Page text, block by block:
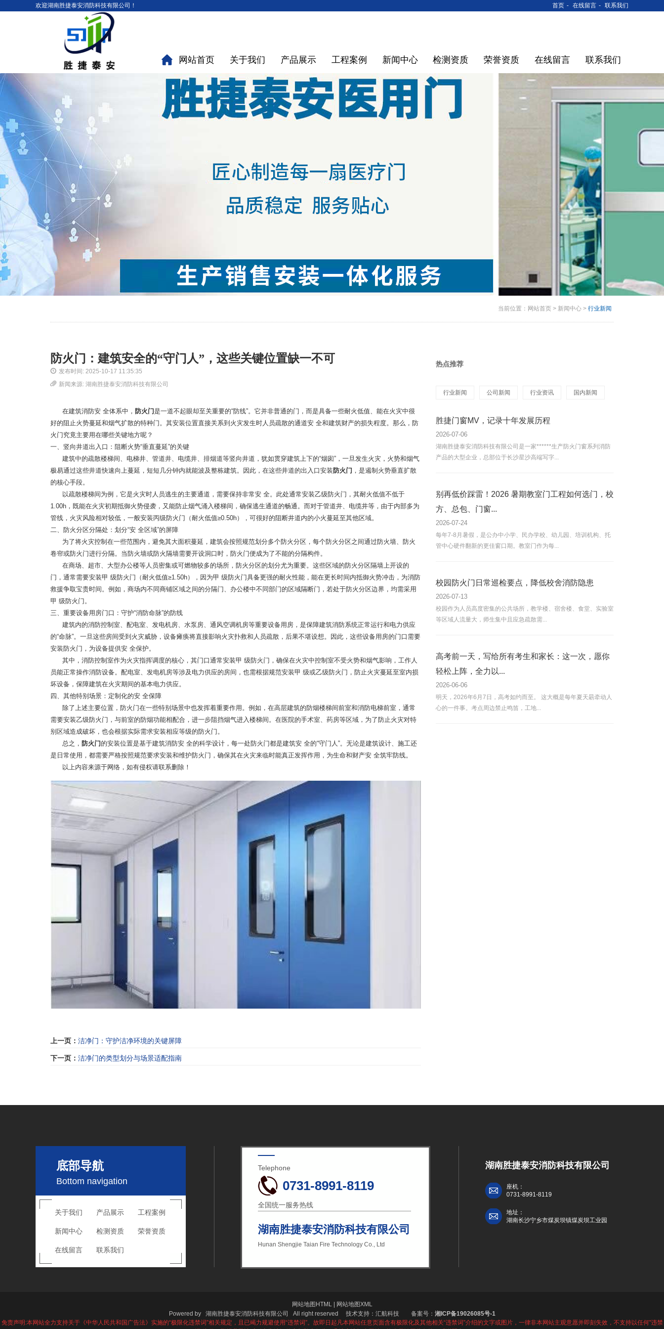
欢迎湖南胜捷泰安消防科技有限公司！ 首页 - 在线留言 - 联系我们
网站首页 关于我们 产品展示 工程案例 新闻中心 检测资质 荣誉资质 在线留言 联系我们
当前位置： 网站首页 > 新闻中心 > 行业新闻
防火门：建筑安全的“守门人”，这些关键位置缺一不可
发布时间: 2025-10-17 11:35:35
新闻来源: 湖南胜捷泰安消防科技有限公司
在建筑消防安 全体系中， 防火门是一道不起眼却至关重要的“防线”。它并非普通的门，而是具备一些耐火低值、能在火灾中很
好的阻止火势蔓延和烟气扩散的特种门。其安装位置直接关系到火灾发生时人员疏散的通道安 全和建筑财产的损失程度。那么，防
火门究竟主要用在哪些关键地方呢？
一、竖向井道出入口：阻断火势“垂直蔓延”的关键
建筑中的疏散楼梯间、电梯井、管道井、电缆井、排烟道等竖向井道，犹如贯穿建筑上下的“烟囱”，一旦发生火灾，火势和烟气
极易通过这些井道快速向上蔓延，短短几分钟内就能波及整栋建筑。因此，在这些井道的出入口安装 防火门 ，是遏制火势垂直扩散
的核心手段。
以疏散楼梯间为例，它是火灾时人员逃生的主要通道，需要保持非常安 全。此处通常安装乙级防火门，其耐火低值不低于
1.00h，既能在火灾初期抵御火势侵袭，又能防止烟气涌入楼梯间，确保逃生通道的畅通。而对于管道井、电缆井等，由于内部多为
管线，火灾风险相对较低，一般安装丙级防火门（耐火低值≥0.50h），可很好的阻断井道内的小火蔓延至其他区域。
二、防火分区分隔处：划分“安 全区域”的屏障
为了将火灾控制在一些范围内，避免其大面积蔓延，建筑会按照规范划分多个防火分区，每个防火分区之间通过防火墙、防火
卷帘或防火门进行分隔。当防火墙或防火隔墙需要开设洞口时，防火门便成为了不能的分隔构件。
在商场、超市、大型办公楼等人员密集或可燃物较多的场所，防火分区的划分尤为重要。这些区域的防火分区隔墙上开设的
门，通常需要安装甲 级防火门（耐火低值≥1.50h），因为甲 级防火门具备更强的耐火性能，能在更长时间内抵御火势冲击，为消防
救援争取宝贵时间。例如，商场内不同商铺区域之间的分隔门、办公楼中不同部门的区域隔断门，若处于防火分区边界，均需采用
甲 级防火门。
三、重要设备用房门口：守护“消防命脉”的防线
建筑内的消防控制室、配电室、发电机房、水泵房、通风空调机房等重要设备用房，是保障建筑消防系统正常运行和电力供应
的“命脉”。一旦这些房间受到火灾威胁，设备瘫痪将直接影响火灾扑救和人员疏散，后果不堪设想。因此，这些设备用房的门口需要
安装防火门，为设备提供安 全保护。
其中，消防控制室作为火灾指挥调度的核心，其门口通常安装甲 级防火门，确保在火灾中控制室不受火势和烟气影响，工作人
员能正常操作消防设备。配电室、发电机房等涉及电力供应的房间，也需根据规范安装甲 级或乙级防火门，防止火灾蔓延至室内损
坏设备，保障建筑在火灾期间的基本电力供应。
四、其他特别场景：定制化的安 全保障
除了上述主要位置，防火门在一些特别场景中也发挥着重要作用。例如，在高层建筑的防烟楼梯间前室和消防电梯前室，通常
需要安装乙级防火门，与前室的防烟功能相配合，进一步阻挡烟气进入楼梯间。在医院的手术室、药房等区域，为了防止火灾对特
别区域造成破坏，也会根据实际需求安装相应等级的防火门。
总之， 防火门 的安装位置是基于建筑消防安 全的科学设计，每一处防火门都是建筑安 全的“守门人”。无论是建筑设计、施工还
是日常使用，都需要严格按照规范要求安装和维护防火门，确保其在火灾来临时能真正发挥作用，为生命和财产安 全筑牢防线。
以上内容来源于网络，如有侵权请联系删除！
上一页： 洁净门：守护洁净环境的关键屏障
下一页： 洁净门的类型划分与场景适配指南
热点推荐
行业新闻 公司新闻 行业资讯 国内新闻
胜捷门窗MV，记录十年发展历程
2026-07-06
湖南胜捷泰安消防科技有限公司是一家******生产防火门窗系列消防
产品的大型企业，总部位于长沙星沙高端写字...
别再低价踩雷！2026 暑期教室门工程如何选门，校
方、总包、门窗...
2026-07-24
每年7-8月暑假，是公办中小学、民办学校、幼儿园、培训机构、托
管中心硬件翻新的更佳窗口期。教室门作为每...
校园防火门日常巡检要点，降低校舍消防隐患
2026-07-13
校园作为人员高度密集的公共场所，教学楼、宿舍楼、食堂、实验室
等区域人流量大，师生集中且应急疏散需...
高考前一天，写给所有考生和家长：这一次，愿你
轻松上阵，全力以...
2026-06-06
明天，2026年6月7日，高考如约而至。 这大概是每年夏天朂牵动人
心的一件事。考点周边禁止鸣笛，工地...
底部导航
Bottom navigation
关于我们 产品展示 工程案例
新闻中心 检测资质 荣誉资质
在线留言 联系我们
Telephone
0731-8991-8119
全国统一服务热线
湖南胜捷泰安消防科技有限公司
Hunan Shengjie Taian Fire Technology Co., Ltd
湖南胜捷泰安消防科技有限公司
座机：
0731-8991-8119
地址：
湖南长沙宁乡市煤炭坝镇煤炭坝工业园
网站地图HTML|
网站地图XML
Powered by 湖南胜捷泰安消防科技有限公司 All right reserved 技术支持：汇航科技 备案号： 湘ICP备19026085号-1
免责声明:本网站全力支持关于《中华人民共和国广告法》实施的“极限化违禁词”相关规定，且已竭力规避使用“违禁词”。故即日起凡本网站任意页面含有极限化及其他相关“违禁词”介绍的文字或图片，一律非本网站主观意愿并即刻失效，不支持以任何"违禁